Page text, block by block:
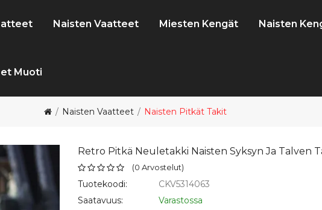
Naisten Vaatteet Miesten Kengät Naisten
Muoti
Naisten Vaatteet Naisten Pitkät Takit
Retro Pitkä Neuletakki Naisten Syksyn Ja Talven
(0 Arvostelut)
Tuotekoodi:
CKV5314063
Saatavuus:
Varastossa